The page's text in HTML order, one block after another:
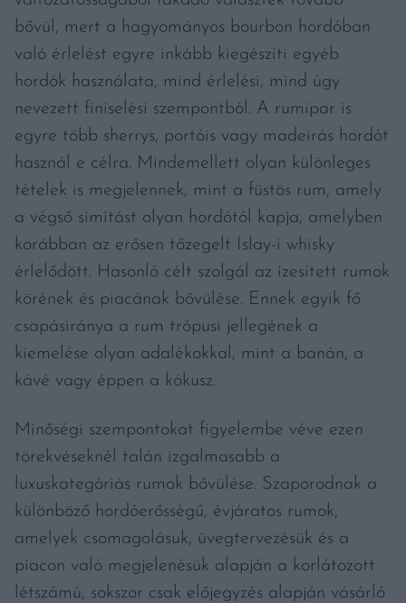
bővül, mert a hagyományos bourbon hordóban
való érlelést egyre inkább kiegészíti egyéb
hordók használata, mind érlelési, mind úgy
nevezett finiselési szempontból. A rumipar is
egyre több sherrys, portóis vagy madeirás hordót
használ e célra. Mindemellett olyan különleges
tételek is megjelennek, mint a füstös rum, amely
a végső simítást olyan hordótól kapja, amelyben
korábban az erősen tőzegelt Islay-i whisky
érlelődött. Hasonló célt szolgál az ízesített rumok
körének és piacának bővülése. Ennek egyik fő
csapásiránya a rum trópusi jellegének a
kiemelése olyan adalékokkal, mint a banán, a
kávé vagy éppen a kókusz.
Minőségi szempontokat figyelembe véve ezen
törekvéseknél talán izgalmasabb a
luxuskategóriás rumok bővülése. Szaporodnak a
különböző hordóerősségű, évjáratos rumok,
amelyek csomagolásuk, üvegtervezésük és a
piacon való megjelenésük alapján a korlátozott
létszámú, sokszor csak előjegyzés alapján vásárló